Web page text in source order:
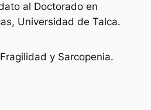
al Doctorado en
Universidad de Talca.
Fragilidad y Sarcopenia.